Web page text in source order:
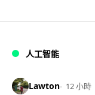
人工智能
Lawton 12 小時